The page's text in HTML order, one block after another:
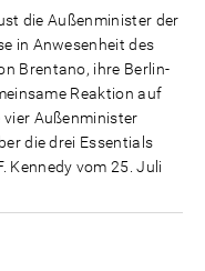
die Außenminister der
in Anwesenheit des
Brentano, ihre Berlin-
Reaktion auf
Außenminister
die drei Essentials
Kennedy vom 25. Juli